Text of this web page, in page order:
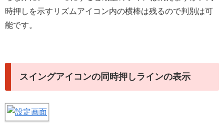
時押しを示すリズムアイコン内の横棒は残るので判別は可
能です。
スイングアイコンの同時押しラインの表示